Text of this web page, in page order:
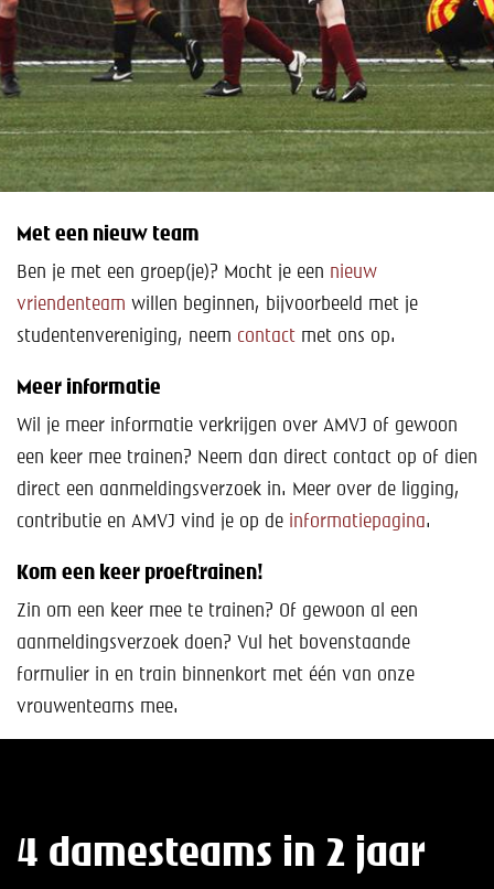
Met een nieuw team
Ben je met een groep(je)? Mocht je een nieuw
vriendenteam willen beginnen, bijvoorbeeld met je
studentenvereniging, neem contact met ons op.
Meer informatie
Wil je meer informatie verkrijgen over AMVJ of gewoon
een keer mee trainen? Neem dan direct contact op of dien
direct een aanmeldingsverzoek in. Meer over de ligging,
contributie en AMVJ vind je op de informatiepagina.
Kom een keer proeftrainen!
Zin om een keer mee te trainen? Of gewoon al een
aanmeldingsverzoek doen? Vul het bovenstaande
formulier in en train binnenkort met één van onze
vrouwenteams mee.
4 damesteams in 2 jaar